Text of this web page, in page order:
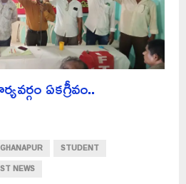
ఏకగ్రీవం..
STUDENT
NEWS